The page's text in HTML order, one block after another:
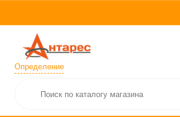
Определение